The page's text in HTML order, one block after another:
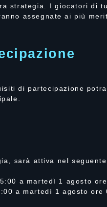
strategia. I giocatori di
assegnate ai più
di partecipazione
sarà attiva nel
a martedì 1 agosto
a martedì 1 agosto ore